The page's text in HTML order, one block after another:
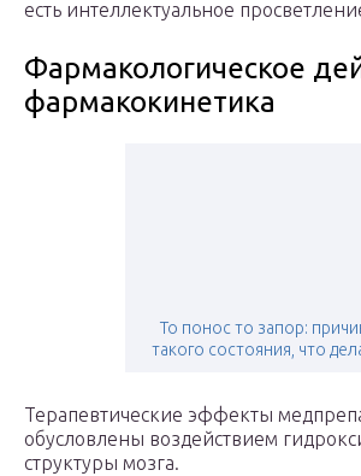
есть интеллектуальное
Фармакологическое
фармакокинетика
То понос то запор:
такого состояния, что
Терапевтические эффекты
обусловлены воздействием
структуры мозга.